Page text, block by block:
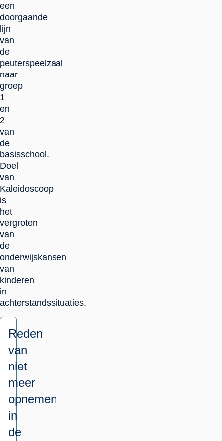
een
doorgaande
lijn
van
de
peuterspeelzaal
naar
groep
1
en
2
van
de
basisschool.
Doel
van
Kaleidoscoop
is
het
vergroten
van
de
onderwijskansen
van
kinderen
in
achterstandssituaties.
Reden
van
niet
meer
opnemen
in
de